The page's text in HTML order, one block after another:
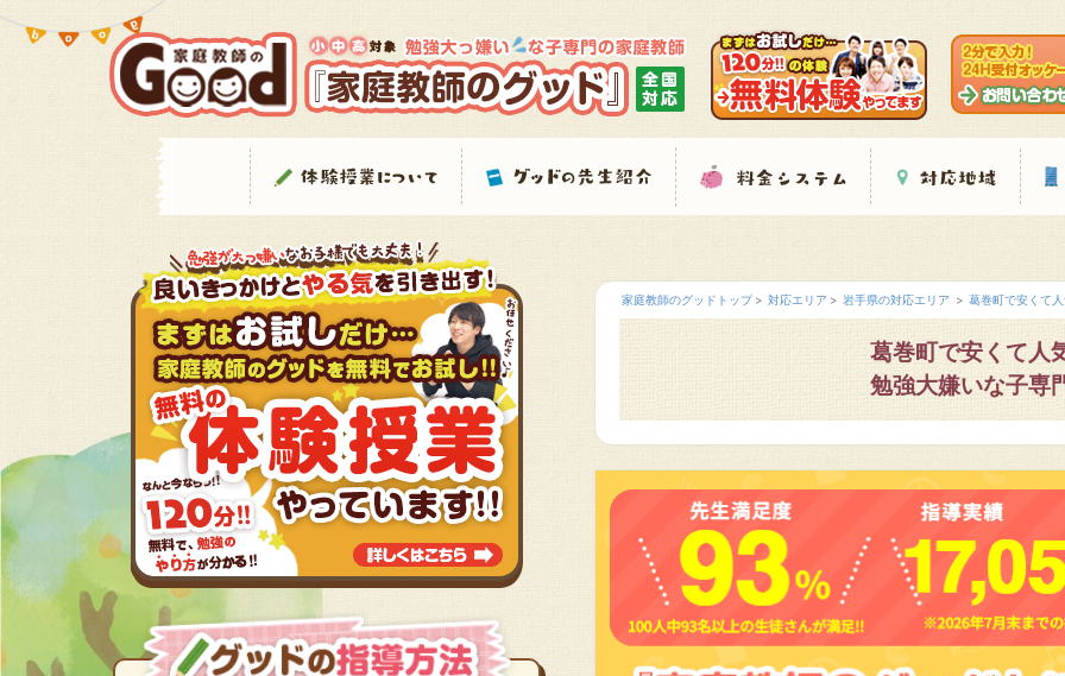
家庭教師のグッドトップ 対応エリア 岩手県の対応エリア 葛巻町で安くて
葛巻町で安くて人
勉強大嫌いな子専